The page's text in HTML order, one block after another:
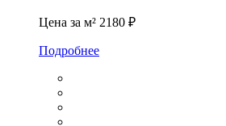
Цена за м² 2180 ₽
Подробнее